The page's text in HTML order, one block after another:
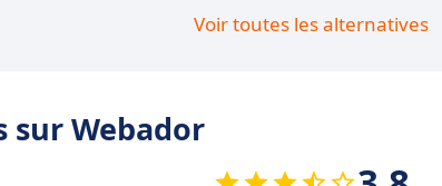
Voir toutes les alternatives
sur Webador